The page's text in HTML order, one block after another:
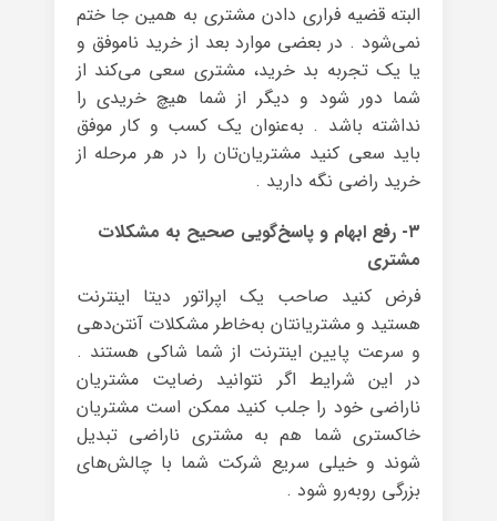
البته قضیه‌ فراری دادن مشتری به همین جا ختم
نمی‌شود . در بعضی موارد بعد از خرید ناموفق و
یا یک تجربه بد خرید، مشتری سعی می‌کند از
شما دور شود و دیگر از شما هیچ خریدی را
نداشته باشد . به‌عنوان یک کسب و کار موفق
باید سعی کنید مشتریان‌تان را در هر مرحله از
خرید راضی نگه دارید .
۳- رفع ابهام و پاسخ‌گویی صحیح به مشکلات
مشتری
فرض کنید صاحب یک اپراتور دیتا اینترنت
هستید و مشتریانتان به‌خاطر مشکلات آنتن‌دهی
و سرعت پایین اینترنت از شما شاکی هستند .
در این شرایط اگر نتوانید رضایت مشتریان
ناراضی خود را جلب کنید ممکن است مشتریان
خاکستری شما هم به مشتری ناراضی تبدیل
شوند و خیلی سریع شرکت شما با چالش‌های
بزرگی روبه‌رو شود .